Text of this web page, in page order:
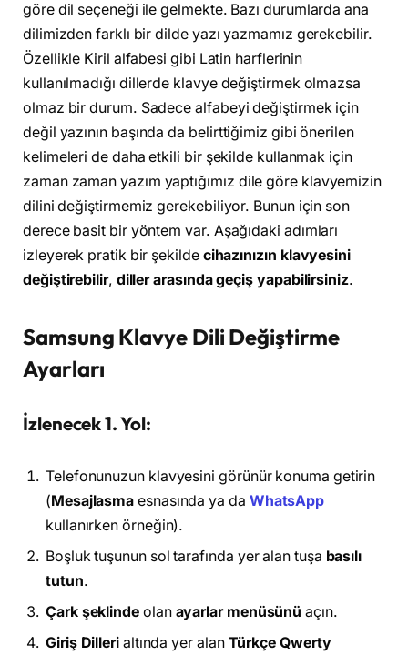
göre dil seçeneği ile gelmekte. Bazı durumlarda ana
dilimizden farklı bir dilde yazı yazmamız gerekebilir.
Özellikle Kiril alfabesi gibi Latin harflerinin
kullanılmadığı dillerde klavye değiştirmek olmazsa
olmaz bir durum. Sadece alfabeyi değiştirmek için
değil yazının başında da belirttiğimiz gibi önerilen
kelimeleri de daha etkili bir şekilde kullanmak için
zaman zaman yazım yaptığımız dile göre klavyemizin
dilini değiştirmemiz gerekebiliyor. Bunun için son
derece basit bir yöntem var. Aşağıdaki adımları
izleyerek pratik bir şekilde cihazınızın klavyesini
değiştirebilir, diller arasında geçiş yapabilirsiniz.
Samsung Klavye Dili Değiştirme
Ayarları
İzlenecek 1. Yol:
Telefonunuzun klavyesini görünür konuma getirin
(Mesajlasma esnasında ya da WhatsApp
kullanırken örneğin).
Boşluk tuşunun sol tarafında yer alan tuşa basılı
tutun.
Çark şeklindeolan ayarlar menüsünü açın.
Giriş Dillerialtında yer alan Türkçe Qwerty